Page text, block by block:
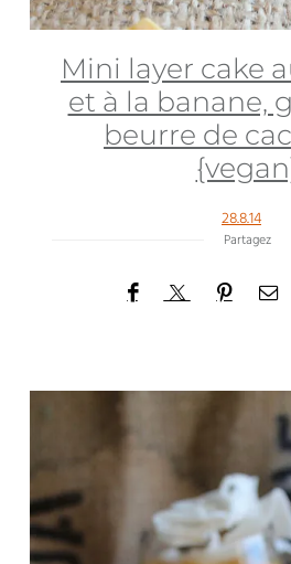
Mini layer cake
et à la banane,
beurre de
28.8.14
Partagez